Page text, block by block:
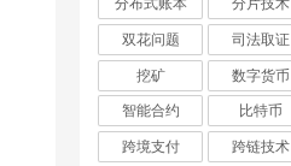
双花问题
司法取证
挖矿
数字货币
智能合约
比特币
跨境支付
跨链技术